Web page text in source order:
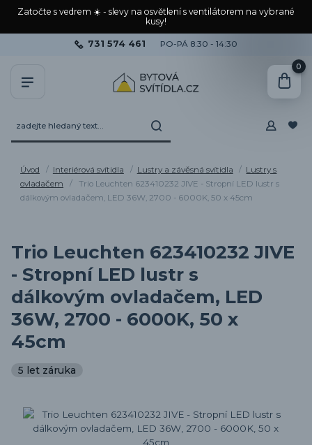
Zatočte s vedrem ☀️ - slevy na osvětlení s ventilátorem na vybrané
kusy!
731 574 461 PO-PÁ 8:30 - 14:30
0
Úvod Interiérová svítidla Lustry a závěsná svítidla
Lustry s
ovladačem
Trio Leuchten 623410232 JIVE - Stropní LED lustr s
dálkovým ovladačem, LED 36W, 2700 - 6000K, 50 x 45cm
Trio Leuchten 623410232 JIVE
- Stropní LED lustr s
dálkovým ovladačem, LED
36W, 2700 - 6000K, 50 x
45cm
5 let záruka